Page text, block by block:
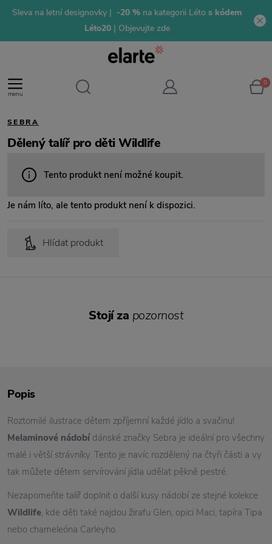
Sleva na letní designovky | -20 % na kategorii Léto s kódem
Léto20 | Objevujte zde
menu
0
SEBRA
Dělený talíř pro děti Wildlife
Tento produkt není možné koupit.
Je nám líto, ale tento produkt není k dispozici.
Hlídat produkt
Popis
Roztomilé ilustrace dětem zpříjemní každé jídlo a svačinu!
Melaminové nádobí dánské značky Sebra je ideální pro všechny
malé i větší strávníky. Tento je navíc rozdělený na čtyři části a vy
tak můžete dětem servírování jídla udělat pěkně pestré.
Nezapomeňte talíř doplnit o další kusy nádobí ze stejné kolekce
Wildlife, kde děti také najdou žirafu Glen, opici Maci, tapíra Tipa
nebo chameleóna Carleyho.
Stojí za pozornost